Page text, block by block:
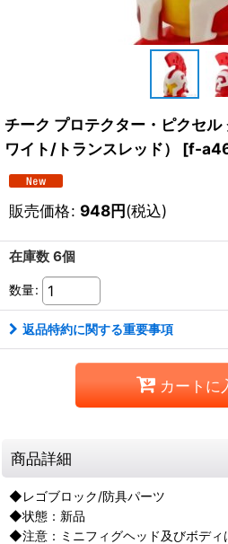
チーク プロテクター・ピクセ
ワイト/トランスレッド）
[f-
販売価格: 948円(税込)
在庫数 6個
数量:
返品特約に関する重要事項
カートに
商品詳細
◆レゴブロック/防具パーツ
◆状態：新品
◆注意：ミニフィグヘッド及びボディ